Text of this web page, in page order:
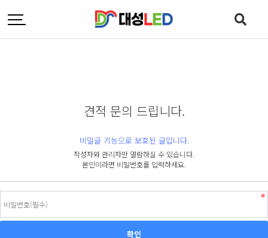
견적 문의 드립니다.
비밀글 기능으로 보호된 글입니다.
작성자와 관리자만 열람하실 수 있습니다.
본인이라면 비밀번호를 입력하세요.